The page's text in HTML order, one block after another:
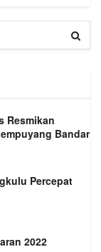
Resmikan
Bandar
Percepat
2022